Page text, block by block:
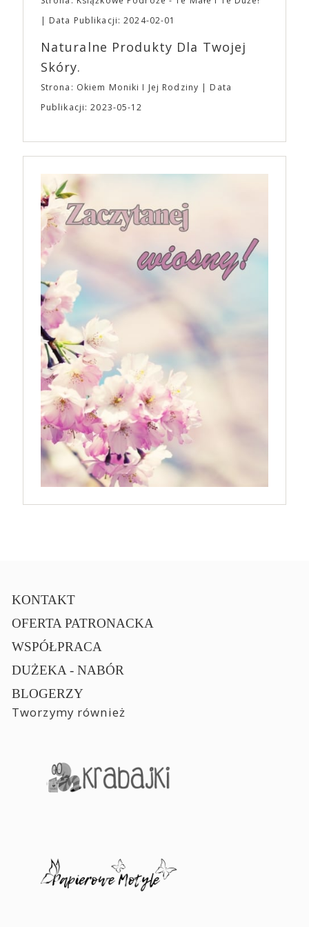
Data Publikacji: 2024-02-01
Naturalne Produkty Dla Twojej
Skóry.
Strona: Okiem Moniki I Jej Rodziny
Data
Publikacji: 2023-05-12
KONTAKT
OFERTA PATRONACKA
WSPÓŁPRACA
DUŻEKA - NABÓR
BLOGERZY
Tworzymy również